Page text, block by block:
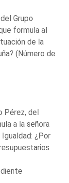
Grupo
formula al
de la
(Número de
Pérez, del
a la señora
¿Por